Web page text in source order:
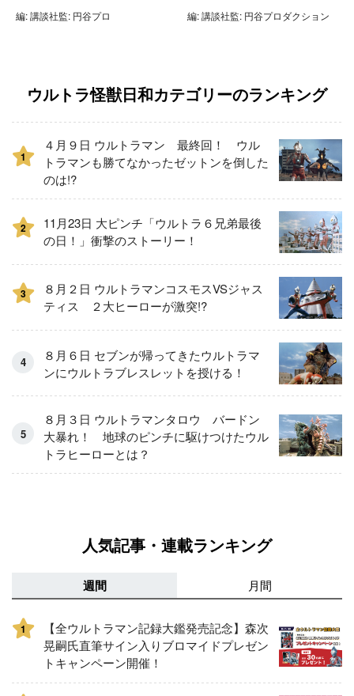
編: 講談社監: 円谷プロ 編: 講談社監: 円谷プロダクション
ウルトラ怪獣日和カテゴリーのランキング
1
４月９日 ウルトラマン 最終回！ ウル
トラマンも勝てなかったゼットンを倒した
のは!?
2
11月23日 大ピンチ「ウルトラ６兄弟最後
の日！」衝撃のストーリー！
3
８月２日 ウルトラマンコスモスVSジャス
ティス ２大ヒーローが激突!?
８月６日 セブンが帰ってきたウルトラマ
ンにウルトラブレスレットを授ける！
８月３日 ウルトラマンタロウ バードン
大暴れ！ 地球のピンチに駆けつけたウル
トラヒーローとは？
人気記事・連載ランキング
週間 月間
1
【全ウルトラマン記録大鑑発売記念】森次
晃嗣氏直筆サイン入りブロマイドプレゼン
トキャンペーン開催！